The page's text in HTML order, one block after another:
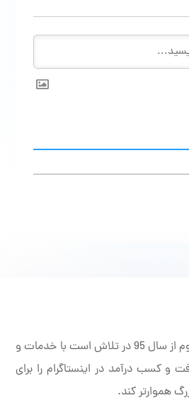
اینبو با سابقه فعالیت مداوم از سال 95 در تلاش است با خدمات و
و کسب درآمد در اینستاگرام را برای
هموارتر کند.